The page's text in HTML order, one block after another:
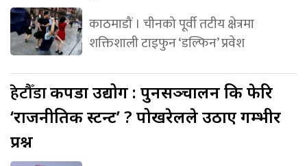
काठमाडौं । चीनको पूर्वी तटीय क्षेत्रमा
शक्तिशाली टाइफुन ‘डल्फिन’ प्रवेश
हेटौँडाकपडा उद्योग : पुनसञ्चालन कि फेरि
‘राजनीतिक स्टन्ट’ ? पोखरेलले उठाए गम्भीर
प्रश्न